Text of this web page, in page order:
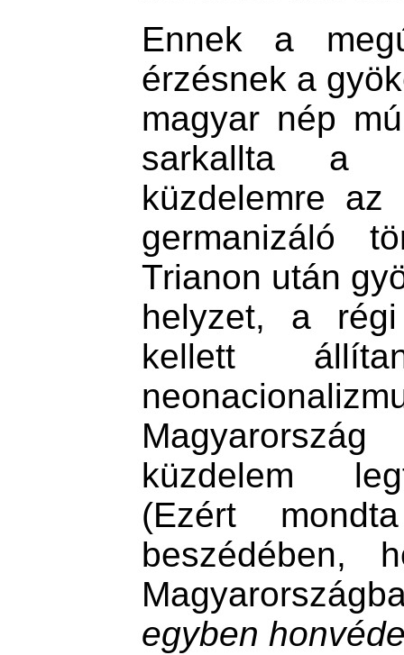
Ennek a
érzésnek a
magyar nép
sarkallta a
küzdelemre az
germanizáló
Trianon után
helyzet, a
kellett
küzdelem
(Ezért
beszédében,
egyben